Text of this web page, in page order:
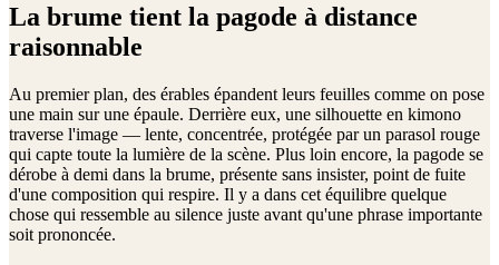
La brume tient la pagode à distance
raisonnable
Au premier plan, des érables épandent leurs feuilles comme on pose
une main sur une épaule. Derrière eux, une silhouette en kimono
traverse l'image — lente, concentrée, protégée par un parasol rouge
qui capte toute la lumière de la scène. Plus loin encore, la pagode se
dérobe à demi dans la brume, présente sans insister, point de fuite
d'une composition qui respire. Il y a dans cet équilibre quelque
chose qui ressemble au silence juste avant qu'une phrase importante
soit prononcée.